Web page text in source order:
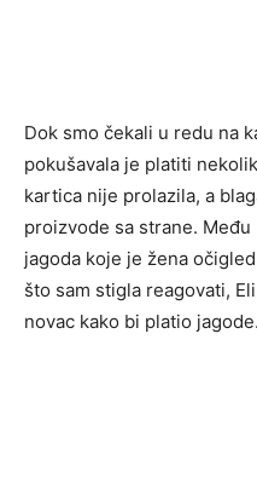
Dok smo čekali u redu na
pokušavala je platiti
kartica nije prolazila, a
proizvode sa strane.
jagoda koje je žena
što sam stigla reagovati,
novac kako bi platio jagode.